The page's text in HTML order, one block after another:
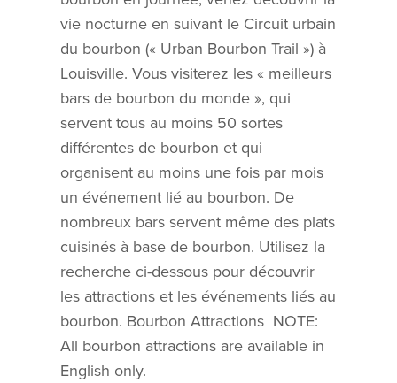
vie nocturne en suivant le Circuit urbain
du bourbon (« Urban Bourbon Trail ») à
Louisville. Vous visiterez les « meilleurs
bars de bourbon du monde », qui
servent tous au moins 50 sortes
différentes de bourbon et qui
organisent au moins une fois par mois
un événement lié au bourbon. De
nombreux bars servent même des plats
cuisinés à base de bourbon. Utilisez la
recherche ci-dessous pour découvrir
les attractions et les événements liés au
bourbon. Bourbon Attractions NOTE:
All bourbon attractions are available in
English only.